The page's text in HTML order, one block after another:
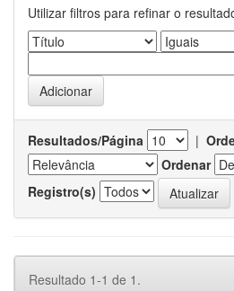
Utilizar filtros para refinar o
Resultados/Página |
Ordenar
Registro(s)
Resultado 1-1 de 1.